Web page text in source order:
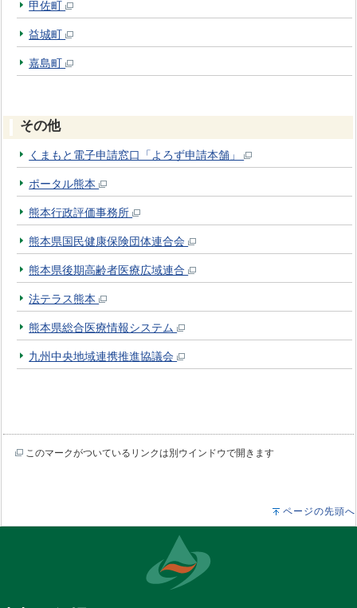
甲佐町
益城町
嘉島町
その他
くまもと電子申請窓口「よろず申請本舗」
ポータル熊本
熊本行政評価事務所
熊本県国民健康保険団体連合会
熊本県後期高齢者医療広域連合
法テラス熊本
熊本県総合医療情報システム
九州中央地域連携推進協議会
このマークがついているリンクは別ウインドウで開きます
ページの先頭へ